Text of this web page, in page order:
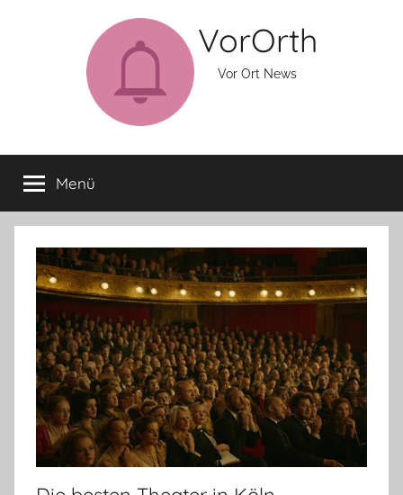
VorOrth
Vor Ort News
Menü